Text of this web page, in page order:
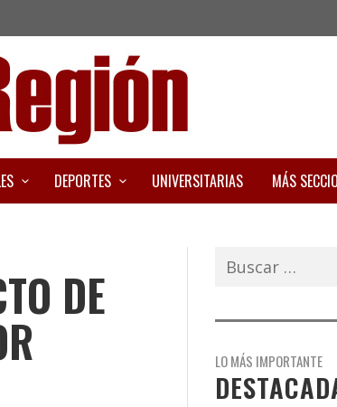
DEPORTES UNIVERSITARIAS MÁS
DE
Buscar:
LO MÁS IMPORTANTE